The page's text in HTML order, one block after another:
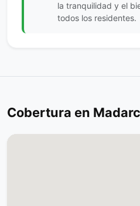
la tranquilidad y el
todos los residentes.
Cobertura en